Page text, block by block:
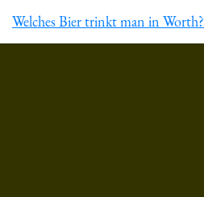
Welches Bier trinkt man in Worth?